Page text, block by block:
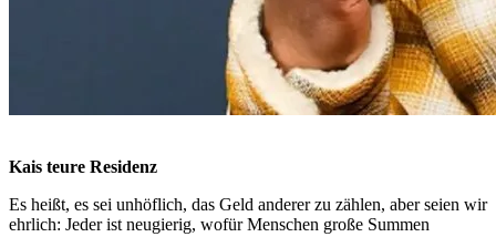
Kais teure Residenz
Es heißt, es sei unhöflich, das Geld anderer zu zählen, aber seien wir
ehrlich: Jeder ist neugierig, wofür Menschen große Summen